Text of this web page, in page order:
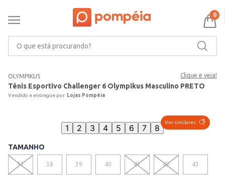
0
OLYMPIKUS Clique e veja!
Tênis Esportivo Challenger 6 Olympikus Masculino PRETO
Lojas Pompéia
Ver similares
1 2 3 4 5 6 7 8
TAMANHO
37 38 39 40 41 42 43